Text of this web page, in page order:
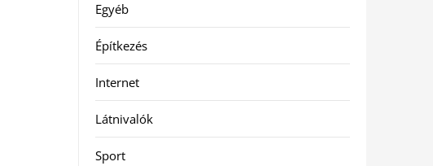
Egyéb
Építkezés
Internet
Látnivalók
Sport